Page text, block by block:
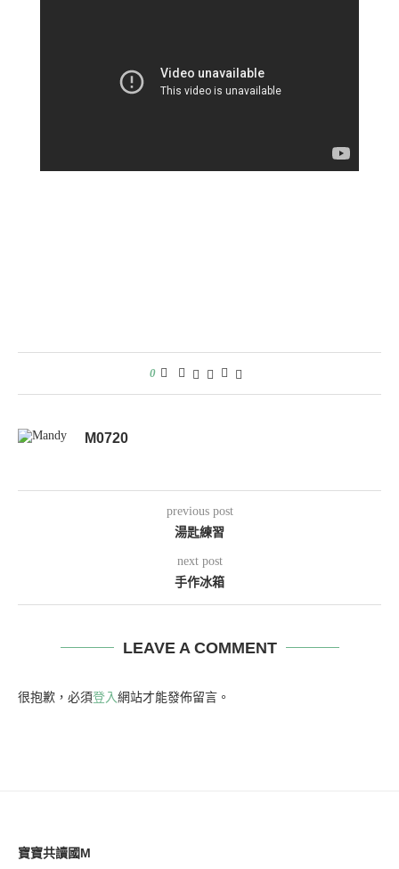
0
M0720
previous post
湯匙練習
next post
手作冰箱
LEAVE A COMMENT
很抱歉，必須登入網站才能發佈留言。
寶寶共讀國M